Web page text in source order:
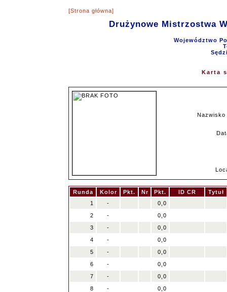
[Strona główna]
Drużynowe Mistrzostwa
Województwo
Karta
Nazwisko
Runda Kolor Pkt. Nr Pkt. ID CR
Tytuł
1
-
0,0
2
-
0,0
3
-
0,0
4
-
0,0
5
-
0,0
6
-
0,0
7
-
0,0
8
-
0,0